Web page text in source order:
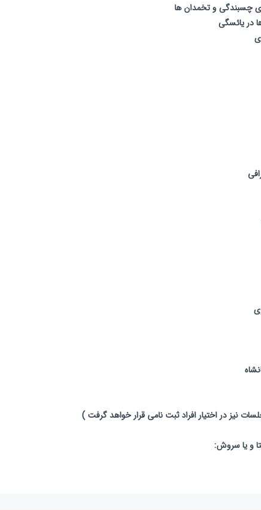
چسبندگی و تخمدان ها
در یائسگی
نیز در اختیار افراد ثبت نامی قرار خواهد گرفت )
و یا سروش: